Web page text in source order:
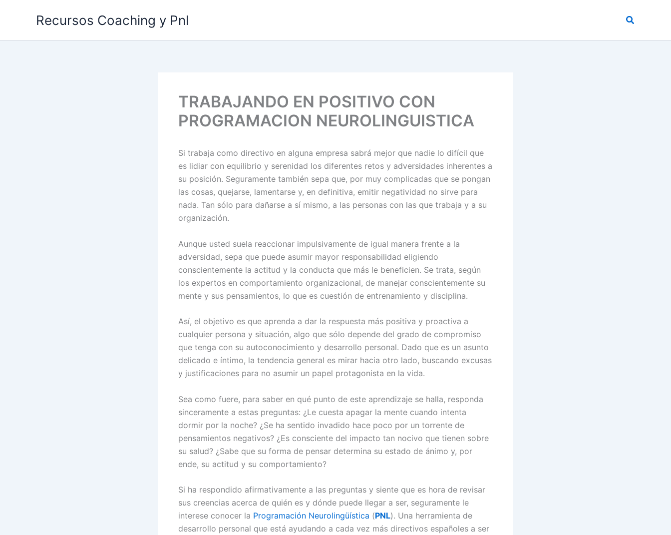
Recursos Coaching y Pnl Buscar
TRABAJANDO EN POSITIVO CON
PROGRAMACION NEUROLINGUISTICA
Si trabaja como directivo en alguna empresa sabrá mejor que nadie lo difícil que
es lidiar con equilibrio y serenidad los diferentes retos y adversidades inherentes a
su posición. Seguramente también sepa que, por muy complicadas que se pongan
las cosas, quejarse, lamentarse y, en definitiva, emitir negatividad no sirve para
nada. Tan sólo para dañarse a sí mismo, a las personas con las que trabaja y a su
organización.
Aunque usted suela reaccionar impulsivamente de igual manera frente a la
adversidad, sepa que puede asumir mayor responsabilidad eligiendo
conscientemente la actitud y la conducta que más le beneficien. Se trata, según
los expertos en comportamiento organizacional, de manejar conscientemente su
mente y sus pensamientos, lo que es cuestión de entrenamiento y disciplina.
Así, el objetivo es que aprenda a dar la respuesta más positiva y proactiva a
cualquier persona y situación, algo que sólo depende del grado de compromiso
que tenga con su autoconocimiento y desarrollo personal. Dado que es un asunto
delicado e íntimo, la tendencia general es mirar hacia otro lado, buscando excusas
y justificaciones para no asumir un papel protagonista en la vida.
Sea como fuere, para saber en qué punto de este aprendizaje se halla, responda
sinceramente a estas preguntas: ¿Le cuesta apagar la mente cuando intenta
dormir por la noche? ¿Se ha sentido invadido hace poco por un torrente de
pensamientos negativos? ¿Es consciente del impacto tan nocivo que tienen sobre
su salud? ¿Sabe que su forma de pensar determina su estado de ánimo y, por
ende, su actitud y su comportamiento?
Si ha respondido afirmativamente a las preguntas y siente que es hora de revisar
sus creencias acerca de quién es y dónde puede llegar a ser, seguramente le
interese conocer la Programación Neurolingüística (PNL). Una herramienta de
desarrollo personal que está ayudando a cada vez más directivos españoles a ser